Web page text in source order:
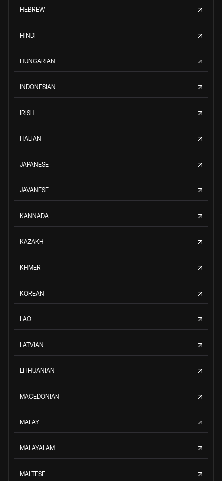
HEBREW
HINDI
HUNGARIAN
INDONESIAN
IRISH
ITALIAN
JAPANESE
JAVANESE
KANNADA
KAZAKH
KHMER
KOREAN
LAO
LATVIAN
LITHUANIAN
MACEDONIAN
MALAY
MALAYALAM
MALTESE